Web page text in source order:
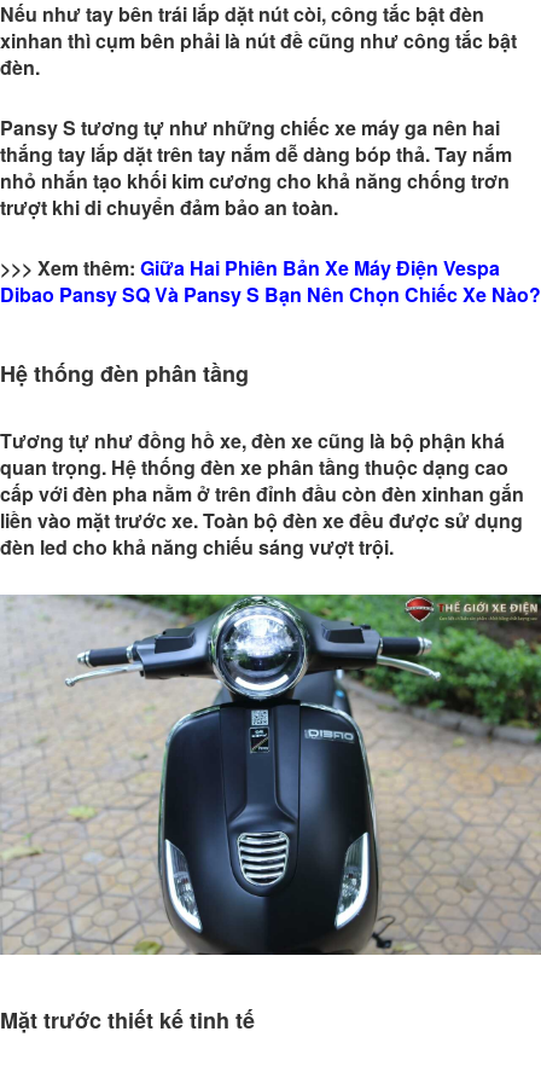
Nếu như tay bên trái lắp dặt nút còi, công tắc bật đèn
xinhan thì cụm bên phải là nút đề cũng như công tắc bật
đèn.
Pansy S tương tự như những chiếc xe máy ga nên hai
thắng tay lắp dặt trên tay nắm dễ dàng bóp thả. Tay nắm
nhỏ nhắn tạo khối kim cương cho khả năng chống trơn
trượt khi di chuyển đảm bảo an toàn.
>>> Xem thêm: Giữa Hai Phiên Bản Xe Máy Điện Vespa
Dibao Pansy SQ Và Pansy S Bạn Nên Chọn Chiếc Xe Nào?
Hệ thống đèn phân tầng
Tương tự như đồng hồ xe, đèn xe cũng là bộ phận khá
quan trọng. Hệ thống đèn xe phân tầng thuộc dạng cao
cấp với đèn pha nằm ở trên đỉnh đầu còn đèn xinhan gắn
liền vào mặt trước xe. Toàn bộ đèn xe đều được sử dụng
đèn led cho khả năng chiếu sáng vượt trội.
Mặt trước thiết kế tinh tế